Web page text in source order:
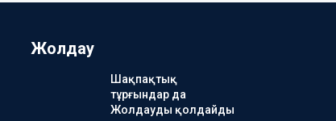
Жолдау
Шақпақтық
тұрғындар да
Жолдауды қолдайды